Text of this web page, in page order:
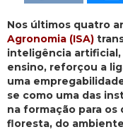
Nos últimos quatro
Agronomia (ISA)
inteligência
ensino, reforçou a
uma
se como uma das
na formação para os
floresta, do